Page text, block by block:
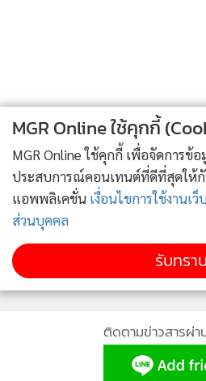
โปรตีน (Nutra Regenerative
บริษัทร่วมทุนระหว่าง บจ.อินโนบิก (
บจ.โนฟ ฟู้ดส์ ซึ่งได้บรรลุข้อตกลง
ประเทศอังกฤษ ในสัดส่วนการลงทุน
เพื่อจัดตั้งบริษัทร่วมทุนภายใต้ชื่อบ
ประเทศไทย : Plant & Bean
ผลิตผลิตภัณฑ์โปรตีนจากพืชให้แก่ผู้
ด้านอาหาร โดยจะนำเทคโนโลยีสา
การผลิต 3,000 ตันต่อปี มีแผนจะเริ่
ก่อสร้างภายในปี 2565 เพื่อมุ่งขยา
อาหารโปรตีนจากพืชในระดับโลก
ข่าวอื่นใน
MGR Online ใช้คุกกี้
MGR Online ใช้คุกกี้ เพื่อจัดการข้
ประสบการณ์คอนเทนต์ที่ดีที่สุดให้
แอพพลิเคชั่น เงื่อนไขการใช้งานเว็
ส่วนบุคคล
รับทราบ